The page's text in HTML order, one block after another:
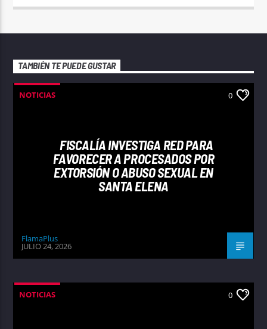
TAMBIÉN TE PUEDE GUSTAR
NOTICIAS 0
FISCALÍA INVESTIGA RED PARA
FAVORECER A PROCESADOS POR
EXTORSIÓN O ABUSO SEXUAL EN
SANTA ELENA
FlamaPlus
JULIO 24, 2026
NOTICIAS 0